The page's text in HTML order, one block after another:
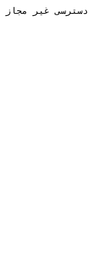
دسترسی غیر مجاز